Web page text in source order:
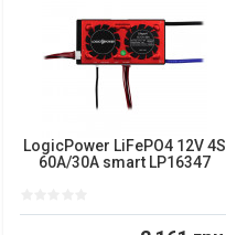
LogicPower LiFePO4 12V 4S
60A/30A smart LP16347